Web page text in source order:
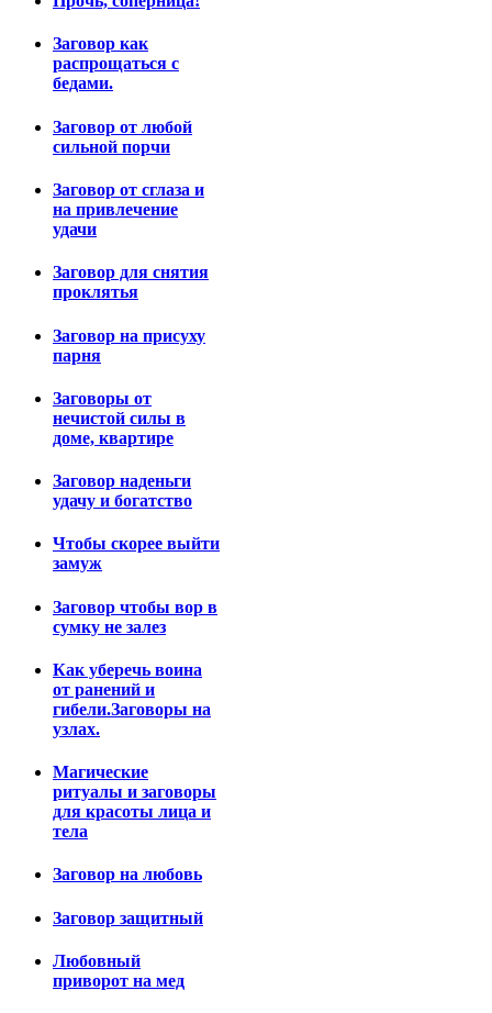
Заговор как
распрощаться с
бедами.
Заговор от любой
сильной порчи
Заговор от сглаза и
на привлечение
удачи
Заговор для снятия
проклятья
Заговор на присуху
парня
Заговоры от
нечистой силы в
доме, квартире
Заговор наденьги
удачу и богатство
Чтобы скорее выйти
замуж
Заговор чтобы вор в
сумку не залез
Как уберечь воина
от ранений и
гибели.Заговоры на
узлах.
Магические
ритуалы и заговоры
для красоты лица и
тела
Заговор на любовь
Заговор защитный
Любовный
приворот на мед